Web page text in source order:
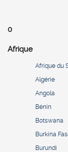
0
Afrique
Afrique du
Algérie
Angola
Bénin
Botswana
Burkina
Burundi